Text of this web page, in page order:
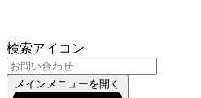
検索アイコン
メインメニューを開く